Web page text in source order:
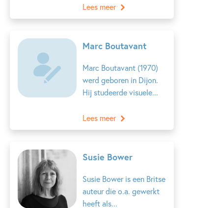
Lees meer
Marc Boutavant
Marc Boutavant (1970)
werd geboren in Dijon.
Hij studeerde visuele...
Lees meer
Susie Bower
Susie Bower is een Britse
auteur die o.a. gewerkt
heeft als...